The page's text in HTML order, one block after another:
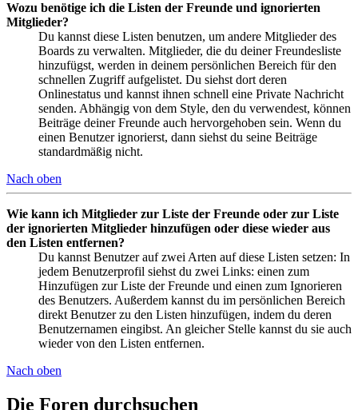
Wozu benötige ich die Listen der Freunde und ignorierten
Mitglieder?
Du kannst diese Listen benutzen, um andere Mitglieder des
Boards zu verwalten. Mitglieder, die du deiner Freundesliste
hinzufügst, werden in deinem persönlichen Bereich für den
schnellen Zugriff aufgelistet. Du siehst dort deren
Onlinestatus und kannst ihnen schnell eine Private Nachricht
senden. Abhängig von dem Style, den du verwendest, können
Beiträge deiner Freunde auch hervorgehoben sein. Wenn du
einen Benutzer ignorierst, dann siehst du seine Beiträge
standardmäßig nicht.
Nach oben
Wie kann ich Mitglieder zur Liste der Freunde oder zur Liste
der ignorierten Mitglieder hinzufügen oder diese wieder aus
den Listen entfernen?
Du kannst Benutzer auf zwei Arten auf diese Listen setzen: In
jedem Benutzerprofil siehst du zwei Links: einen zum
Hinzufügen zur Liste der Freunde und einen zum Ignorieren
des Benutzers. Außerdem kannst du im persönlichen Bereich
direkt Benutzer zu den Listen hinzufügen, indem du deren
Benutzernamen eingibst. An gleicher Stelle kannst du sie auch
wieder von den Listen entfernen.
Nach oben
Die Foren durchsuchen